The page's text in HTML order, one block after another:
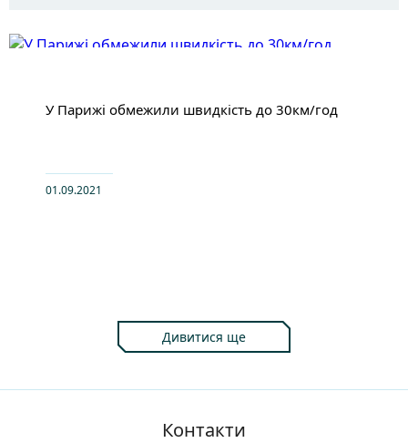
У Парижі обмежили швидкість до 30км/год
01.09.2021
Дивитися ще
Контакти